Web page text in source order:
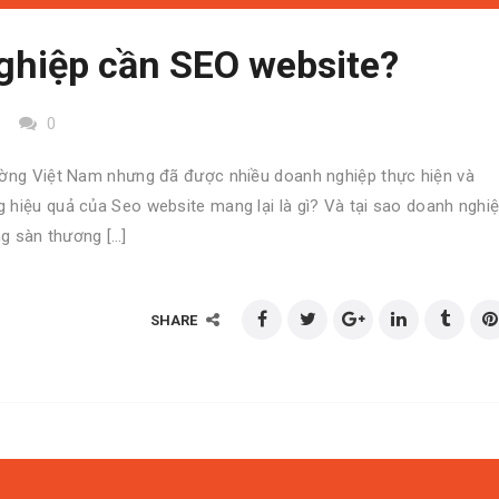
cần SEO website?
0
Việt Nam nhưng đã được nhiều doanh nghiệp thực hiện và
quả của Seo website mang lại là gì? Và tại sao doanh
sàn thương […]
SHARE